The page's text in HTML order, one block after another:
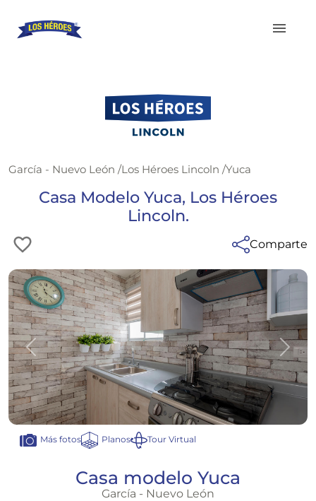
García - Nuevo León /Los Héroes Lincoln /Yuca
Casa Modelo Yuca, Los Héroes
Lincoln.
Comparte
Anterior
Más fotos Planos Tour Virtual
Casa modelo Yuca
García - Nuevo León